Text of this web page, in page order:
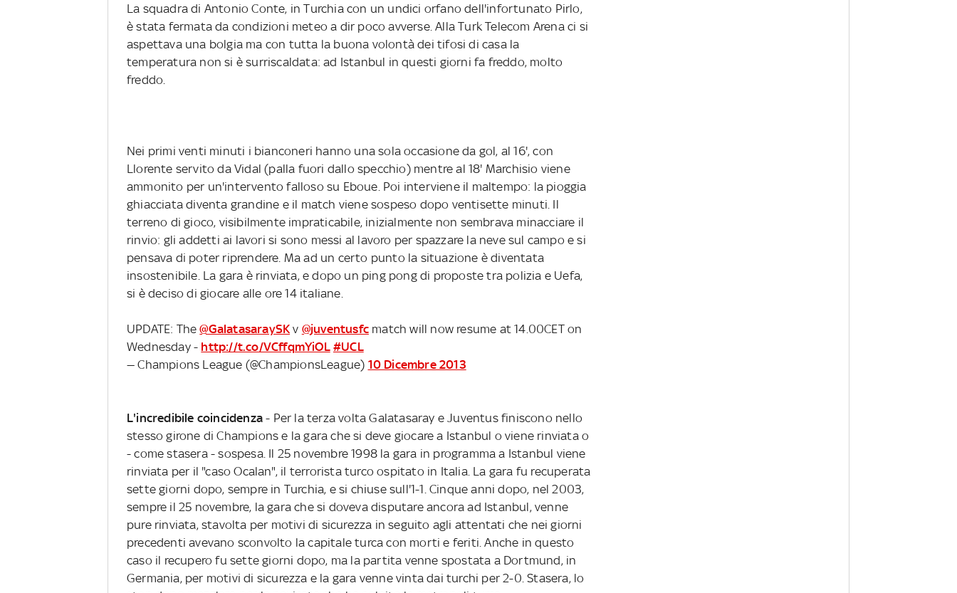
La squadra di Antonio Conte, in Turchia con un undici orfano dell'infortunato Pirlo,
è stata fermata da condizioni meteo a dir poco avverse. Alla Turk Telecom Arena ci si
aspettava una bolgia ma con tutta la buona volontà dei tifosi di casa la
temperatura non si è surriscaldata: ad Istanbul in questi giorni fa freddo, molto
freddo.
Nei primi venti minuti i bianconeri hanno una sola occasione da gol, al 16', con
Llorente servito da Vidal (palla fuori dallo specchio) mentre al 18' Marchisio viene
ammonito per un'intervento falloso su Eboue. Poi interviene il maltempo: la pioggia
ghiacciata diventa grandine e il match viene sospeso dopo ventisette minuti. Il
terreno di gioco, visibilmente impraticabile, inizialmente non sembrava minacciare il
rinvio: gli addetti ai lavori si sono messi al lavoro per spazzare la neve sul campo e si
pensava di poter riprendere. Ma ad un certo punto la situazione è diventata
insostenibile. La gara è rinviata, e dopo un ping pong di proposte tra polizia e Uefa,
si è deciso di giocare alle ore 14 italiane.
UPDATE: The@GalatasaraySK v @juventusfcmatch will now resume at 14.00CET on
Wednesday - http://t.co/VCffqmYiOL #UCL
— Champions League (@ChampionsLeague) 10 Dicembre 2013
L'incredibile coincidenza- Per la terza volta Galatasaray e Juventus finiscono nello
stesso girone di Champions e la gara che si deve giocare a Istanbul o viene rinviata o
- come stasera - sospesa. Il 25 novembre 1998 la gara in programma a Istanbul viene
rinviata per il "caso Ocalan", il terrorista turco ospitato in Italia. La gara fu recuperata
sette giorni dopo, sempre in Turchia, e si chiuse sull'1-1. Cinque anni dopo, nel 2003,
sempre il 25 novembre, la gara che si doveva disputare ancora ad Istanbul, venne
pure rinviata, stavolta per motivi di sicurezza in seguito agli attentati che nei giorni
precedenti avevano sconvolto la capitale turca con morti e feriti. Anche in questo
caso il recupero fu sette giorni dopo, ma la partita venne spostata a Dortmund, in
Germania, per motivi di sicurezza e la gara venne vinta dai turchi per 2-0. Stasera, lo